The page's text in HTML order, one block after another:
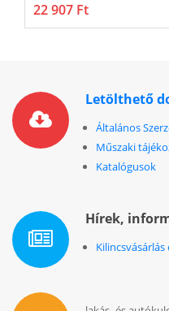
22 907 Ft
Letölthető
Általános
Műszaki
Katalógusok
Hírek,